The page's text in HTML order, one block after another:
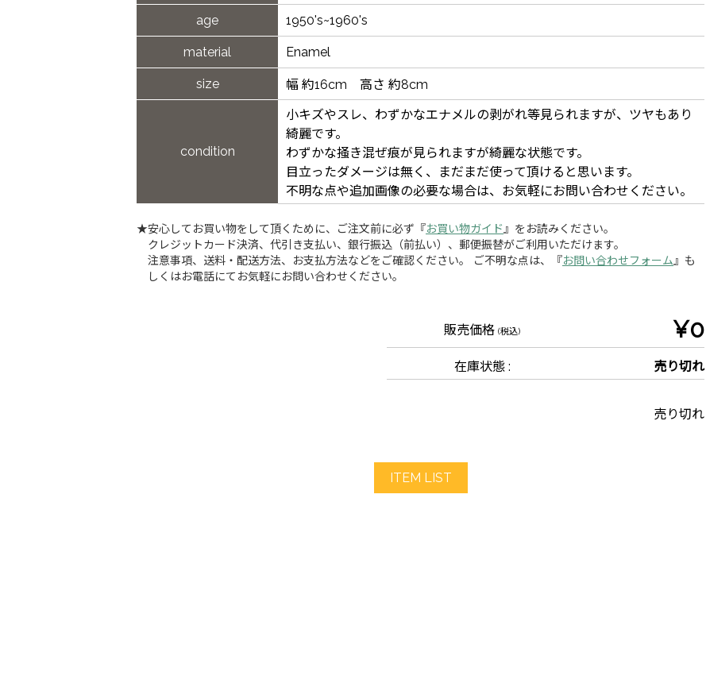
age
1950's~1960's
material Enamel
size 幅 約16cm 高さ 約8cm
condition
小キズやスレ、わずかなエナメルの剥がれ等見られますが、ツヤもあり
綺麗です。
わずかな掻き混ぜ痕が見られますが綺麗な状態です。
目立ったダメージは無く、まだまだ使って頂けると思います。
不明な点や追加画像の必要な場合は、お気軽にお問い合わせください。
★安心してお買い物をして頂くために、ご注文前に必ず『お買い物ガイド 』をお読みください。
クレジットカード決済、代引き支払い、銀行振込（前払い）、郵便振替がご利用いただけます。
注意事項、送料・配送方法、お支払方法などをご確認ください。 ご不明な点は、『お問い合わせフォーム 』も
しくはお電話にてお気軽にお問い合わせください。
販売価格(税込) ¥0
在庫状態 : 売り切れ
売り切れ
ITEM LIST